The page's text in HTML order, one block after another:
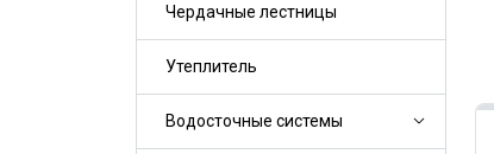
Чердачные лестницы
Утеплитель
Водосточные системы